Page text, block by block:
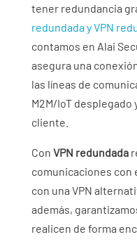
tener redundancia
redundada y VPN
contamos en Alai
asegura una
las líneas de
M2M/IoT
cliente.
Con VPN redundada
comunicaciones con
con una VPN
además,
realicen de forma